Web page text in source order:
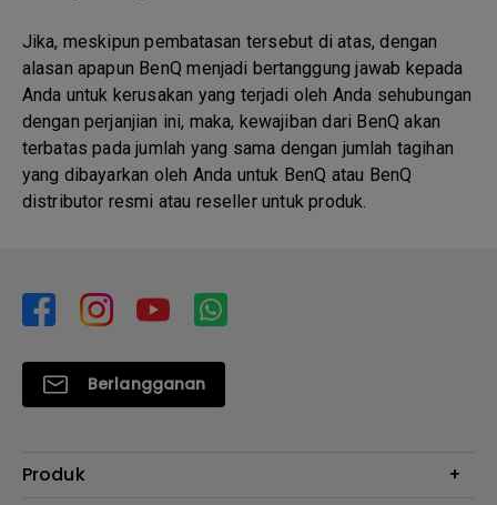
Jika, meskipun pembatasan tersebut di atas, dengan
alasan apapun BenQ menjadi bertanggung jawab kepada
Anda untuk kerusakan yang terjadi oleh Anda sehubungan
dengan perjanjian ini, maka, kewajiban dari BenQ akan
terbatas pada jumlah yang sama dengan jumlah tagihan
yang dibayarkan oleh Anda untuk BenQ atau BenQ
distributor resmi atau reseller untuk produk.
Berlangganan
Produk